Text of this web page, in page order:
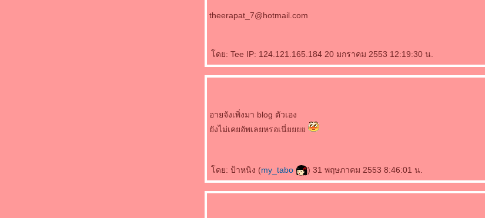
theerapat_7@hotmail.com
ดย: Tee IP: 124.121.165.184 20 มกราคม 2553 12:19:30 น.
อายจังเพิ่งมา blog ตัวเอง
ังไม่เคยอัพเลยหรอเนี่
ดย: ป้าหนิง (my_tabo ) 31 พฤษภาคม 2553 8:46:01 น.